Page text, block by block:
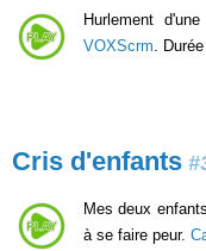
Hurlement
VOXScrm .
Cris d'enfants
Mes deux
à se faire peur.